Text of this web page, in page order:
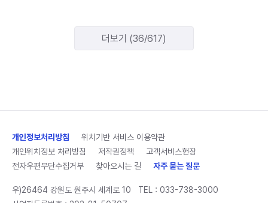
더보기 (36/617)
개인정보처리방침
위치기반 서비스 이용약관
개인위치정보 처리방침
저작권정책
고객서비스헌장
전자우편무단수집거부
찾아오시는 길 자주 묻는 질문
우)26464 강원도 원주시 세계로 10 TEL : 033-738-3000